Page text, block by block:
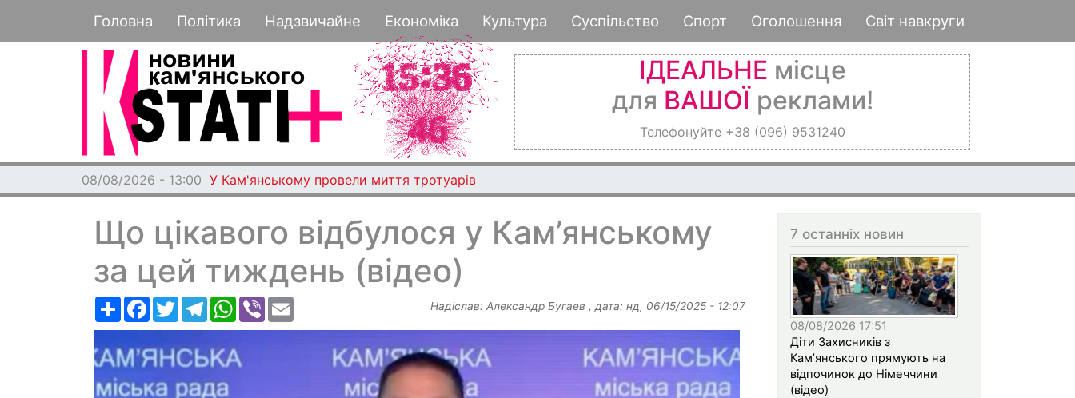
до
основного
Основная навигация
Головна Політика Надзвичайне Економіка Культура Суспільство Спорт Оголошення Світ навкруги
ІДЕАЛЬНЕ місце
для ВАШОЇ реклами!
Телефонуйте +38 (096) 9531240
08/08/2026 - 13:00 У Кам'янському провели миття тротуарів
Що цікавого відбулося у Кам’янському
за цей тиждень (відео)
РесурсFacebook
TwitterTelegramWhatsApp
Viber Надіслав: Александр Бугаев , дата: нд, 06/15/2025 - 12:07
7 останніх новин
08/08/2026 17:51
Діти Захисників з
Кам’янського прямують на
відпочинок до Німеччини
(відео)